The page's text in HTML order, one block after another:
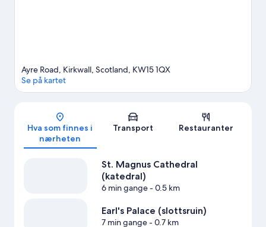
Kart
Ayre Road, Kirkwall, Scotland, KW15 1QX
Se på kartet
Hva som finnes i
nærheten
Transport Restauranter
St. Magnus Cathedral
(katedral)
6 min gange- 0.5 km
Earl's Palace (slottsruin)
7 min gange- 0.7 km